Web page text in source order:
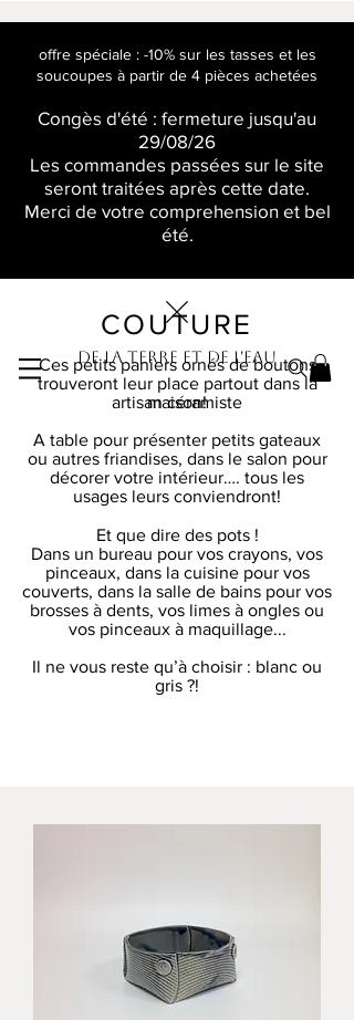
offre spéciale : -10% sur les tasses et les
soucoupes à partir de 4 pièces achetées
Congès d'été : fermeture jusqu'au
29/08/26
Les commandes passées sur le site
seront traitées après cette date.
Merci de votre comprehension et bel
été.
De la terre et de l'eau
artisan céramiste
COUTURE
Ces petits paniers ornés de boutons
trouveront leur place partout dans la
maison!
A table pour présenter petits gateaux
ou autres friandises, dans le salon pour
décorer votre intérieur…. tous les
usages leurs conviendront!
Et que dire des pots !
Dans un bureau pour vos crayons, vos
pinceaux, dans la cuisine pour vos
couverts, dans la salle de bains pour vos
brosses à dents, vos limes à ongles ou
vos pinceaux à maquillage...
Il ne vous reste qu’à choisir : blanc ou
gris ?!